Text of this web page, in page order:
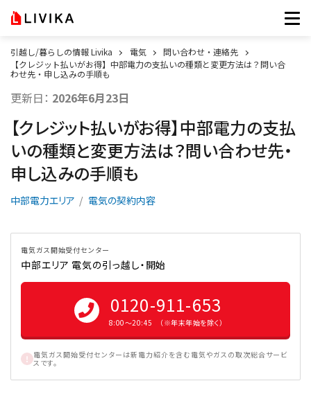
引越し/暮らしの情報 Livika 電気
問い合わせ・連絡先
【クレジット払いがお得】中部電力の支払いの種類と変更方法は？問い合
わせ先・申し込みの手順も
更新日： 2026年6月23日
【クレジット払いがお得】中部電力の支払
いの種類と変更方法は？問い合わせ先・
申し込みの手順も
中部電力エリア 電気の契約内容
電気ガス開始受付センター
中部エリア 電気の引っ越し・開始
0120-911-653
8:00〜20:45 （※年末年始を除く）
電気ガス開始受付センターは新電力紹介を含む電気やガスの取次総合サービ
スです。